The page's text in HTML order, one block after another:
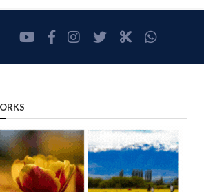
youtubefacebookinstagram
twitterRadioCut